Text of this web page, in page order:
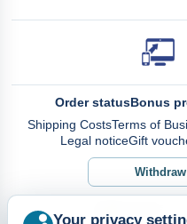
Order statusBonus
Shipping CostsTerms of
Legal noticeGift
Your privacy